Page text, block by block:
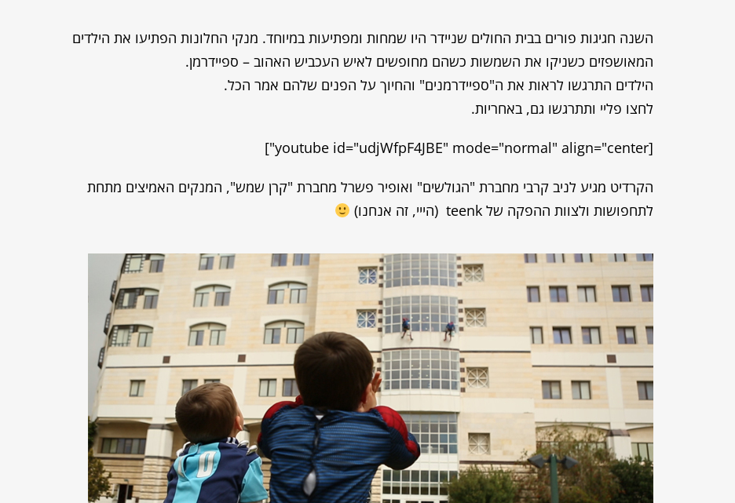
השנה חגיגות פורים בבית החולים שניידר היו שמחות ומפתיעות במיוחד. מנקי החלונות הפתיעו את הילדים
המאושפזים כשניקו את השמשות כשהם מחופשים לאיש העכביש האהוב – ספיידרמן.
הילדים התרגשו לראות את ה"ספיידרמנים" והחיוך על הפנים שלהם אמר הכל.
לחצו פליי ותתרגשו גם, באחריות.
[youtube id="udjWfpF4JBE" mode="normal" align="center"]
הקרדיט מגיע לניב קרבי מחברת "הגולשים" ואופיר פשרל מחברת "קרן שמש", המנקים האמיצים מתחת
לתחפושות ולצוות ההפקה של teenk (הייי, זה אנחנו)